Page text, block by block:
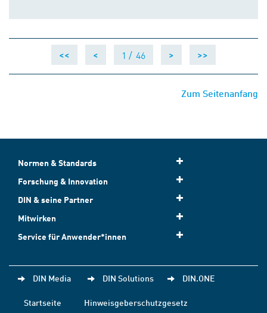
<< < 1 / 46 > >>
Zum Seitenanfang
Normen & Standards
Forschung & Innovation
DIN & seine Partner
Mitwirken
Service für Anwender*innen
DIN Media DIN Solutions DIN.ONE
Startseite
Hinweisgeberschutzgesetz